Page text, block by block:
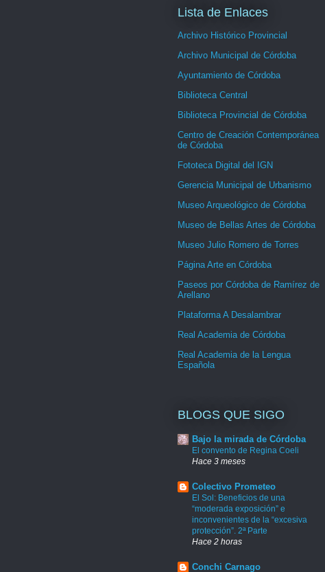
Lista de Enlaces
Archivo Histórico Provincial
Archivo Municipal de Córdoba
Ayuntamiento de Córdoba
Biblioteca Central
Biblioteca Provincial de Córdoba
Centro de Creación Contemporánea
de Córdoba
Fototeca Digital del IGN
Gerencia Municipal de Urbanismo
Museo Arqueológico de Córdoba
Museo de Bellas Artes de Córdoba
Museo Julio Romero de Torres
Página Arte en Córdoba
Paseos por Córdoba de Ramírez de
Arellano
Plataforma A Desalambrar
Real Academia de Córdoba
Real Academia de la Lengua
Española
BLOGS QUE SIGO
Bajo la mirada de Córdoba
El convento de Regina Coeli
Hace 3 meses
Colectivo Prometeo
El Sol: Beneficios de una
“moderada exposición” e
inconvenientes de la “excesiva
protección”. 2ª Parte
Hace 2 horas
Conchi Carnago